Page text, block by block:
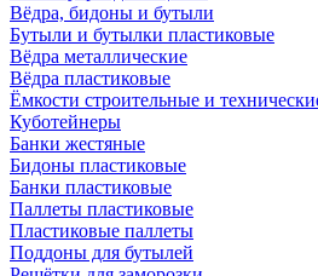
Вёдра, бидоны и бутыли
Бутыли и бутылки пластиковые
Вёдра металлические
Вёдра пластиковые
Ёмкости строительные и
Куботейнеры
Банки жестяные
Бидоны пластиковые
Банки пластиковые
Паллеты пластиковые
Пластиковые паллеты
Поддоны для бутылей